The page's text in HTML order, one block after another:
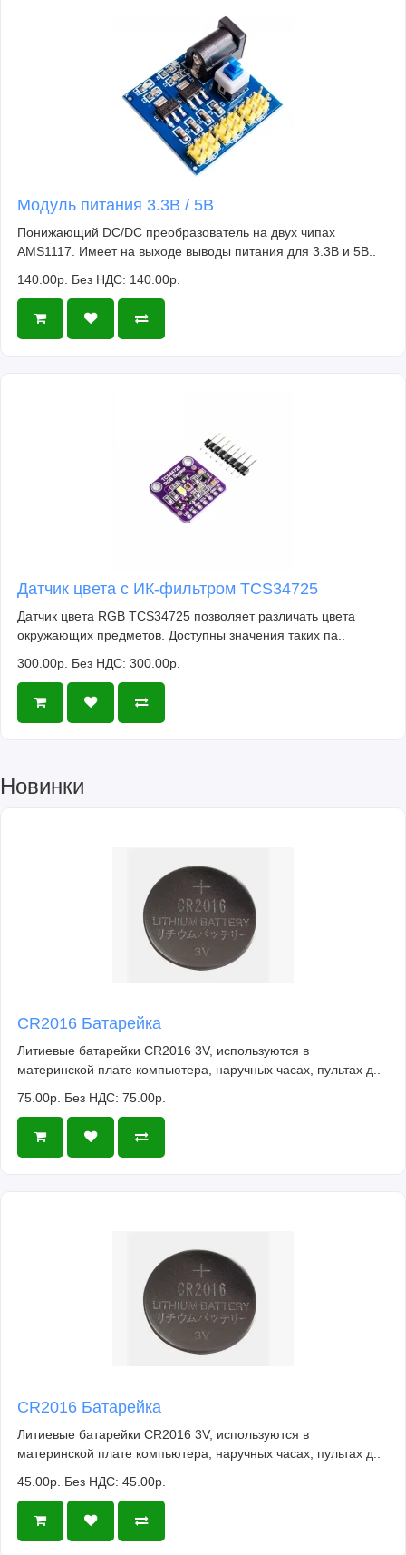
Модуль питания 3.3В / 5В
Понижающий DC/DC преобразователь на двух чипах
AMS1117. Имеет на выходе выводы питания для 3.3В и 5В..
140.00р. Без НДС: 140.00р.
Датчик цвета с ИК-фильтром TCS34725
Датчик цвета RGB TCS34725 позволяет различать цвета
окружающих предметов. Доступны значения таких па..
300.00р. Без НДС: 300.00р.
Новинки
CR2016 Батарейка
Литиевые батарейки CR2016 3V, используются в
материнской плате компьютера, наручных часах, пультах д..
75.00р. Без НДС: 75.00р.
CR2016 Батарейка
Литиевые батарейки CR2016 3V, используются в
материнской плате компьютера, наручных часах, пультах д..
45.00р. Без НДС: 45.00р.